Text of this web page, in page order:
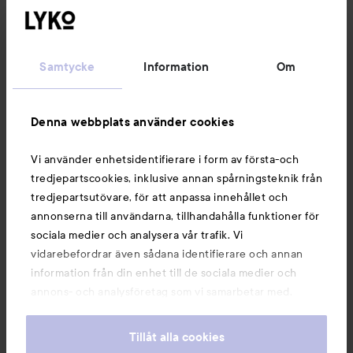
Samtycke Information Om
Denna webbplats använder cookies
Vi använder enhetsidentifierare i form av första-och
tredjepartscookies, inklusive annan spårningsteknik från
tredjepartsutövare, för att anpassa innehållet och
annonserna till användarna, tillhandahålla funktioner för
sociala medier och analysera vår trafik. Vi
vidarebefordrar även sådana identifierare och annan
information från din enhet till de sociala medier och
annons- och analysföretag som vi samarbetar med.
information som du har tillhandahållit eller som de har
Tillåt alla cookies
Du kanske också gillar